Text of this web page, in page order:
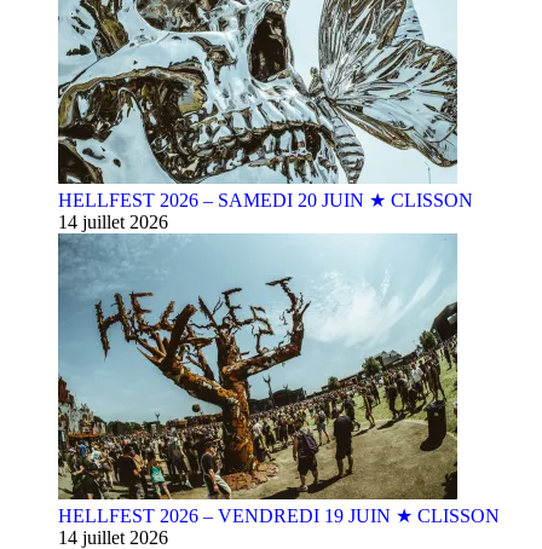
HELLFEST 2026 – SAMEDI 20 JUIN ★ CLISSON
14 juillet 2026
HELLFEST 2026 – VENDREDI 19 JUIN ★ CLISSON
14 juillet 2026